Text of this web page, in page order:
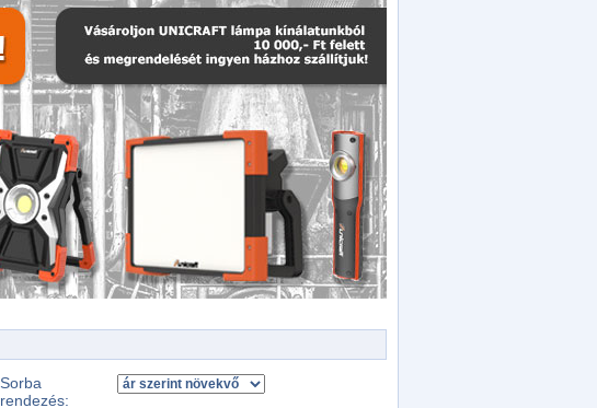
Sorba
rendezés: